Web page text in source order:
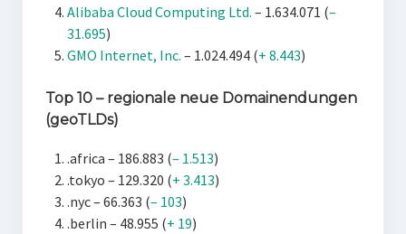
Alibaba Cloud Computing Ltd. – 1.634.071 (–
31.695)
GMO Internet, Inc. – 1.024.494 (+ 8.443)
Top 10 – regionale neue Domainendungen
(geoTLDs)
.africa – 186.883 (– 1.513)
.tokyo – 129.320 (+ 3.413)
.nyc – 66.363 (– 103)
.berlin – 48.955 (+ 19)